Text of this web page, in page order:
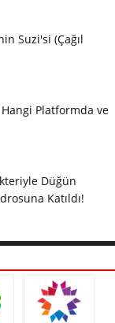
Suzi'si (Çağıl
Platformda ve
Düğün
Katıldı!